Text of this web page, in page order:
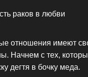
отношения имеют
Начнем с тех,
дегтя в бочку меда.